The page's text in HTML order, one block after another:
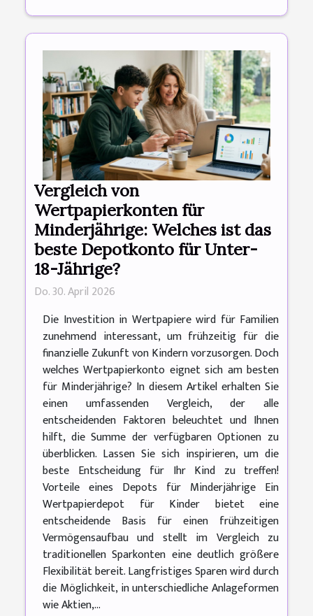
Vergleich von
Wertpapierkonten für
Minderjährige: Welches ist das
beste Depotkonto für Unter-
18-Jährige?
Do. 30. April 2026
Die Investition in Wertpapiere wird für Familien
zunehmend interessant, um frühzeitig für die
finanzielle Zukunft von Kindern vorzusorgen. Doch
welches Wertpapierkonto eignet sich am besten
für Minderjährige? In diesem Artikel erhalten Sie
einen umfassenden Vergleich, der alle
entscheidenden Faktoren beleuchtet und Ihnen
hilft, die Summe der verfügbaren Optionen zu
überblicken. Lassen Sie sich inspirieren, um die
beste Entscheidung für Ihr Kind zu treffen!
Vorteile eines Depots für Minderjährige Ein
Wertpapierdepot für Kinder bietet eine
entscheidende Basis für einen frühzeitigen
Vermögensaufbau und stellt im Vergleich zu
traditionellen Sparkonten eine deutlich größere
Flexibilität bereit. Langfristiges Sparen wird durch
die Möglichkeit, in unterschiedliche Anlageformen
wie Aktien,...